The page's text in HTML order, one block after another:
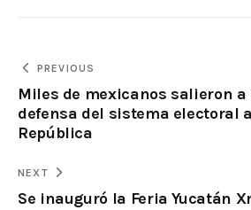
PREVIOUS
Miles de mexicanos salieron
defensa del sistema electoral
República
NEXT
Se inauguró la Feria Yucatán